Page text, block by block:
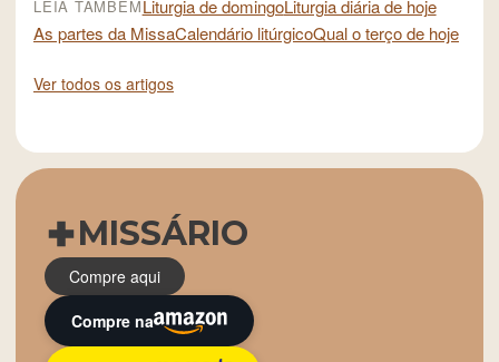
LEIA TAMBÉMLiturgia de domingoLiturgia diária de hoje
As partes da MissaCalendário litúrgicoQual o terço de hoje
Ver todos os artigos
MISSÁRIO
Compre aqui
Compre na